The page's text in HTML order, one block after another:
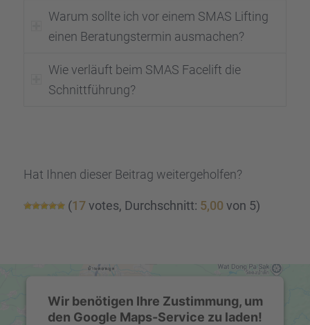
Warum sollte ich vor einem SMAS Lifting
einen Beratungs­ter­min ausma­chen?
Wie verläuft beim SMAS Facelift die
Schnitt­füh­rung?
Hat Ihnen dieser Beitrag weiter­ge­hol­fen?
(17votes, Durch­schnitt: 5,00 von 5)
Wir benötigen Ihre Zustimmung, um
den Google Maps-Service zu laden!